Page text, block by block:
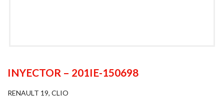
INYECTOR – 201IE-150698
RENAULT 19, CLIO